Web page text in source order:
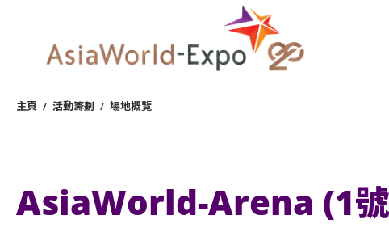
主頁 / 活動籌劃 / 場地概覽
AsiaWorld-Arena (1